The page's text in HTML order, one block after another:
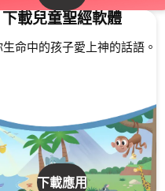
下載兒童聖經軟體
命中的孩子愛上神的話語。
下載應用